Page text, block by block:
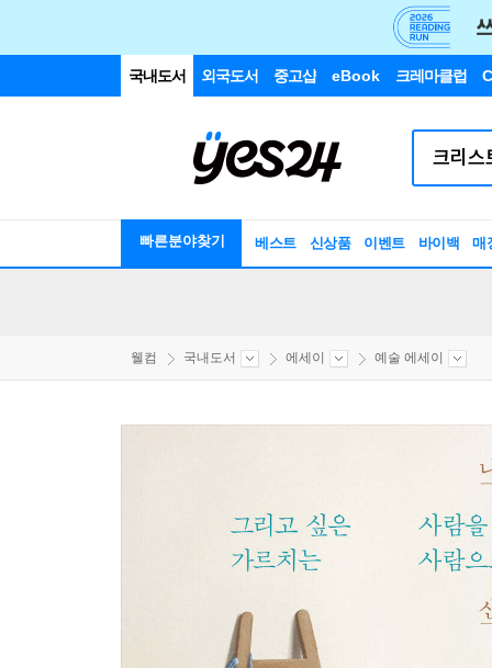
국내도서 외국도서 중고샵 eBook 크레마클럽
빠른분야찾기 베스트 신상품 이벤트 바이백 매
웰컴 국내도서 에세이 예술 에세이